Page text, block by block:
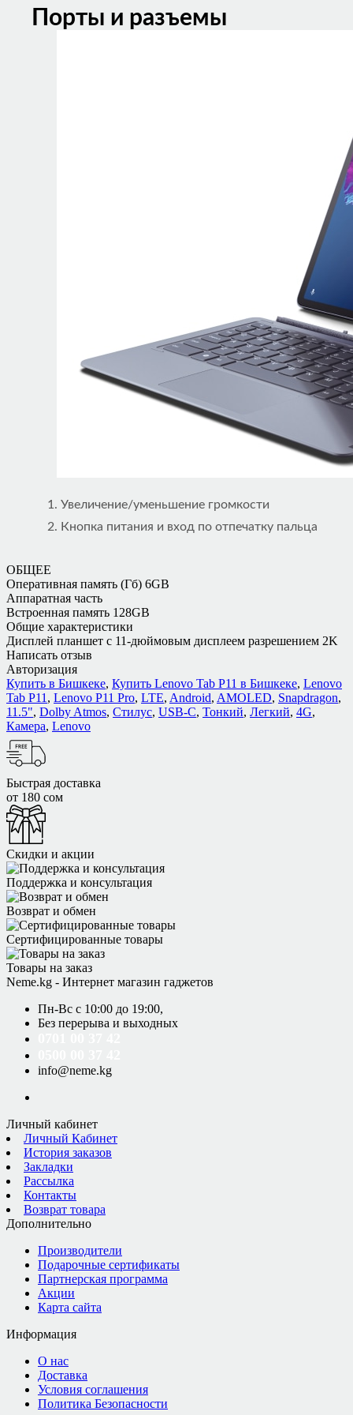
Порты и разъемы
1. Увеличение/уменьшение громкости
2. Кнопка питания и вход по отпечатку пальца
ОБЩЕЕ
Оперативная память (Гб) 6GB
Аппаратная часть
Встроенная память 128GB
Общие характеристики
Дисплей планшет с 11-дюймовым дисплеем разрешением 2K
Написать отзыв
Авторизация
Купить в Бишкеке, Купить Lenovo Tab P11 в Бишкеке, Lenovo
Tab P11 , Lenovo P11 Pro, LTE, Android, AMOLED, Snapdragon,
11.5", Dolby Atmos, Стилус, USB-C, Тонкий, Легкий, 4G,
Камера, Lenovo
Быстрая доставка
от 180 сом
Скидки и акции
Поддержка и консультация
Возврат и обмен
Сертифицированные товары
Товары на заказ
Neme.kg - Интернет магазин гаджетов
Пн-Вс с 10:00 до 19:00,
Без перерыва и выходных
info@neme.kg
Личный кабинет
Личный Кабинет
История заказов
Закладки
Рассылка
Контакты
Возврат товара
Дополнительно
Производители
Подарочные сертификаты
Партнерская программа
Акции
Карта сайта
Информация
О нас
Доставка
Условия соглашения
Политика Безопасности